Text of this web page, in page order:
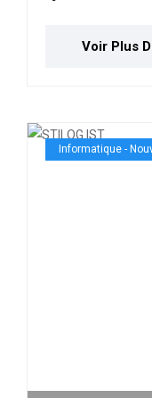
Voir Plus
Informatique -